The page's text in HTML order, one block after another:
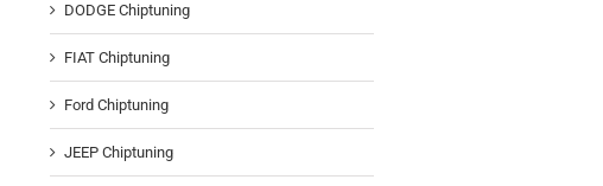
DODGE Chiptuning
FIAT Chiptuning
Ford Chiptuning
JEEP Chiptuning